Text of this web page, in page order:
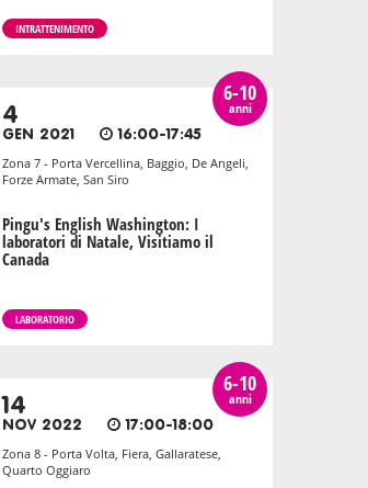
INTRATTENIMENTO
6-10
anni
4
GEN 2021 16:00-17:45
Zona 7 - Porta Vercellina, Baggio, De Angeli,
Forze Armate, San Siro
Pingu's English Washington: I
laboratori di Natale, Visitiamo il
Canada
LABORATORIO
6-10
anni
14
NOV 2022 17:00-18:00
Zona 8 - Porta Volta, Fiera, Gallaratese,
Quarto Oggiaro